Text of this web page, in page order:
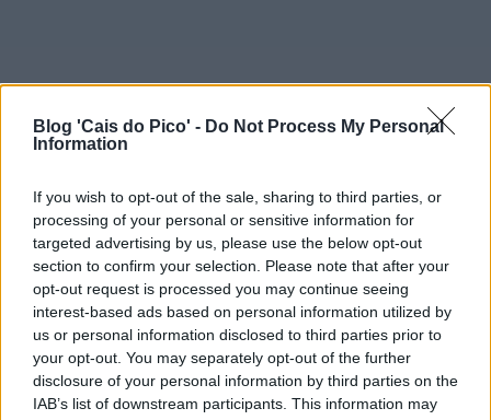
Blog 'Cais do Pico' - Do Not Process My Personal
Information
If you wish to opt-out of the sale, sharing to third parties, or
processing of your personal or sensitive information for
targeted advertising by us, please use the below opt-out
section to confirm your selection. Please note that after your
opt-out request is processed you may continue seeing
interest-based ads based on personal information utilized by
us or personal information disclosed to third parties prior to
your opt-out. You may separately opt-out of the further
disclosure of your personal information by third parties on the
IAB’s list of downstream participants. This information may